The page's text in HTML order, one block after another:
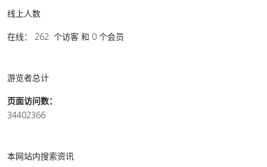
线上人数
在线： 262 个访客 和 0 个会员
游览者总计
页面访问数：
34402366
本网站内搜索资讯